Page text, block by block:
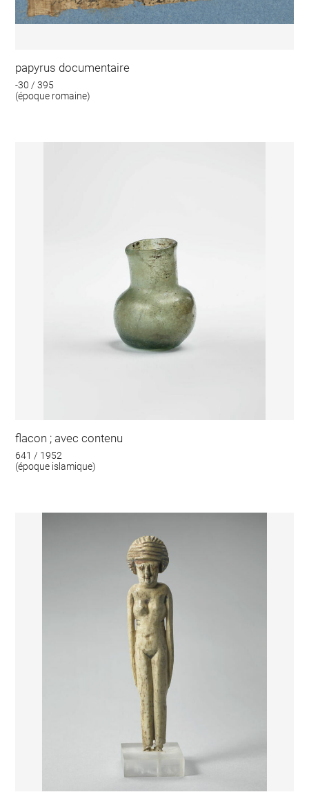
papyrus documentaire
-30 / 395
(époque romaine)
flacon ; avec contenu
641 / 1952
(époque islamique)